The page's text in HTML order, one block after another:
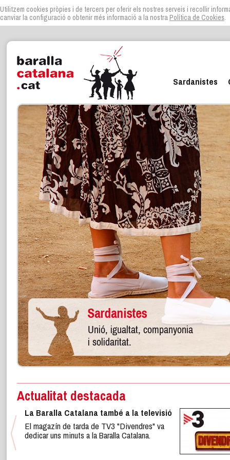
Utilitzem cookies pròpies i de tercers per oferir els nostres serveis i recollir
canviar la configuració o obtenir més informació a la nostra Política de Cookies.
Sardanistes
Actualitat destacada
La Baralla Catalana també a la televisió
El magazín de tarda de TV3 "Divendres" va
dedicar uns minuts a la Baralla Catalana.